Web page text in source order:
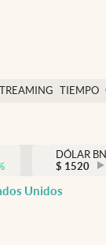
TIEMPO
México
USA
DÓLAR
$ 1520
Unidos